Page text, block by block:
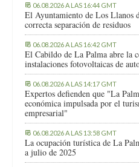
06.08.2026 A LAS 16:44 GMT
El Ayuntamiento de Los Llanos
correcta separación de residuos
06.08.2026 A LAS 16:42 GMT
El Cabildo de La Palma abre la
instalaciones fotovoltaicas de
06.08.2026 A LAS 14:17 GMT
Expertos defienden que "La
económica impulsada por el
empresarial"
06.08.2026 A LAS 13:58 GMT
La ocupación turística de La
a julio de 2025